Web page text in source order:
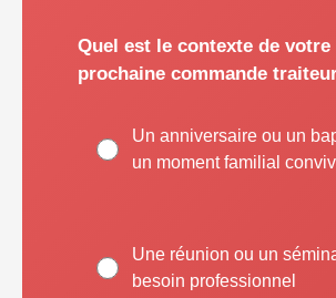
Quel est le contexte de votre
prochaine commande
Un anniversaire ou un
un moment familial
Une réunion ou un
besoin professionnel